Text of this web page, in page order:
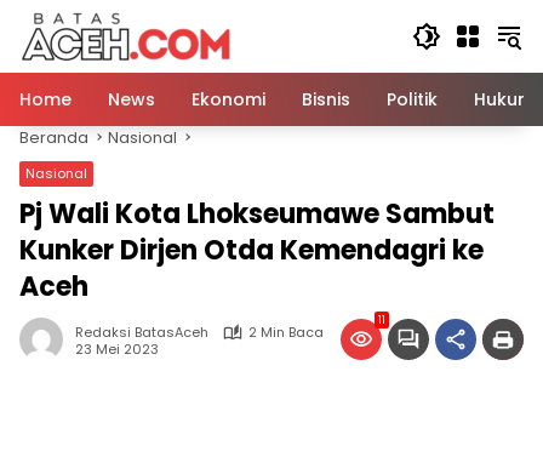
Langsung
konten
Home
News Ekonomi Bisnis Politik Hukum
Beranda Nasional
Nasional
Pj Wali Kota Lhokseumawe Sambut
Kunker Dirjen Otda Kemendagri ke
Aceh
Redaksi BatasAceh
2 Min Baca
23 Mei 2023
11